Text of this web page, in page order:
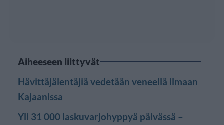
Aiheeseen liittyvät
Hävittäjälentäjiä vedetään veneellä ilmaan
Kajaanissa
Yli 31 000 laskuvarjohyppyä päivässä –